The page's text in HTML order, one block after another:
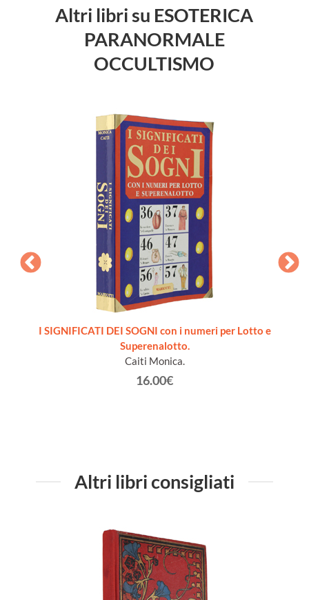
Altri libri su ESOTERICA
PARANORMALE
OCCULTISMO
I SIGNIFICATI DEI SOGNI con i numeri per Lotto e
Superenalotto.
Caiti Monica.
16.00€
Altri libri consigliati